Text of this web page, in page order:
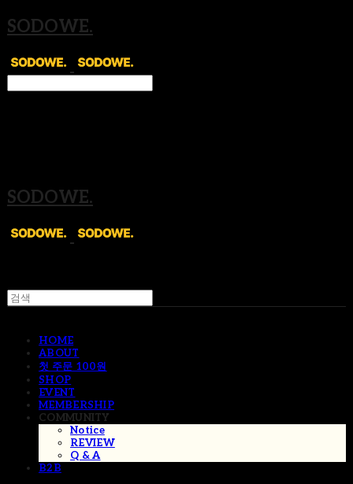
SODOWE.
SODOWE.
HOME
ABOUT
첫 주문 100원
SHOP
EVENT
MEMBERSHIP
COMMUNITY
Notice
REVIEW
Q & A
B2B